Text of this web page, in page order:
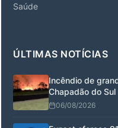
Saúde
ÚLTIMAS NOTÍCIAS
Incêndio de
Chapadão do Sul
06/08/2026